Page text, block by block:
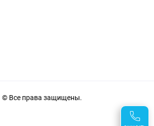
© Все права защищены.